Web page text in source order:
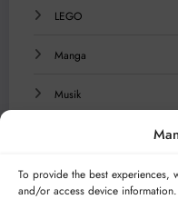
To provide the best experiences,
and/or access device
LEGO
Manga
Musik
Serien